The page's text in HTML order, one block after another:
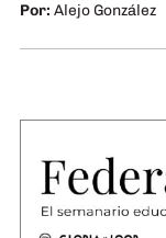
Por: Alejo González